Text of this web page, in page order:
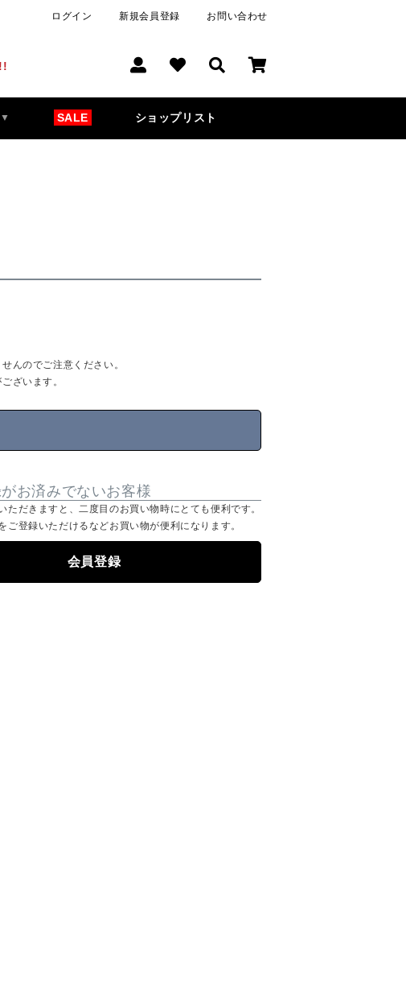
ログイン 新規会員登録 お問い合わせ
SALE ショップリスト
んのでご注意ください。
ざいます。
お済みでないお客様
ただきますと、二度目のお買い物時にとても便利です。
ご登録いただけるなどお買い物が便利になります。
会員登録